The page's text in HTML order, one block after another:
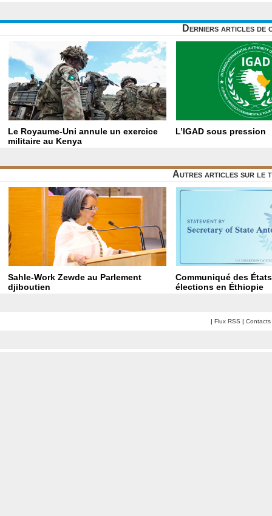
Derniers articles de
Le Royaume-Uni annule un exercice
militaire au Kenya
L’IGAD sous pression
Autres articles sur le
Sahle-Work Zewde au Parlement
djiboutien
Communiqué des
élections en Éthiopie
| Flux RSS | Contacts